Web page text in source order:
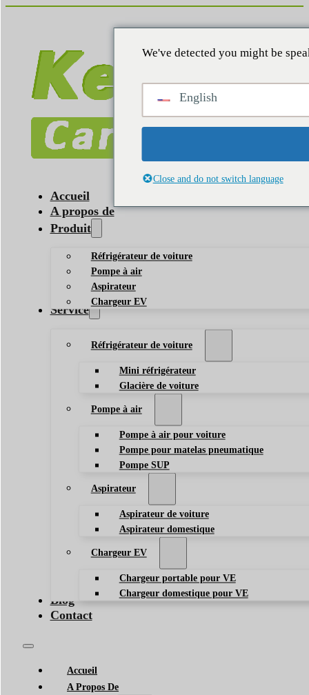
Accueil
A propos de
Produit
Réfrigérateur de voiture
Pompe à air
Aspirateur
Chargeur EV
Service
Réfrigérateur de voiture
Mini réfrigérateur
Glacière de voiture
Pompe à air
Pompe à air pour voiture
Pompe pour matelas pneumatique
Pompe SUP
Aspirateur
Aspirateur de voiture
Aspirateur domestique
Chargeur EV
Chargeur portable pour VE
Chargeur domestique pour VE
Blog
Contact
Accueil
A Propos De
We've detected you might be
English
Close and do not switch language